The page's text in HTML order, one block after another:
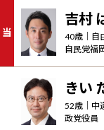
当
吉村
40歳｜ 自
自民党福
きい
52歳｜ 中
政党役員